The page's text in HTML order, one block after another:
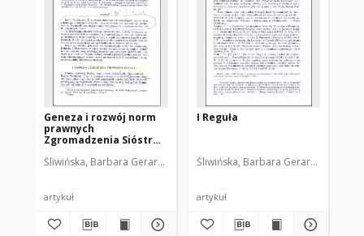
Geneza i rozwój norm
prawnych
Zgromadzenia Sióstr
i Męczennicy w
1983)
Śliwińska, Barbara Gerarda
artykuł
I Reguła
Śliwińska, Barbara Gerarda
artykuł